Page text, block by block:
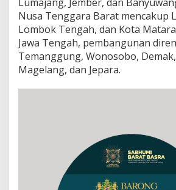
Nusa Tenggara Barat mencakup
Lombok Tengah, dan Kota
Jawa Tengah, pembangunan
Temanggung, Wonosobo,
Magelang, dan Jepara.